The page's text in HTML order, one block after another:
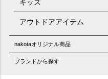
キッズ
アウトドアアイテム
nakotaオリジナル商品
ブランドから探す